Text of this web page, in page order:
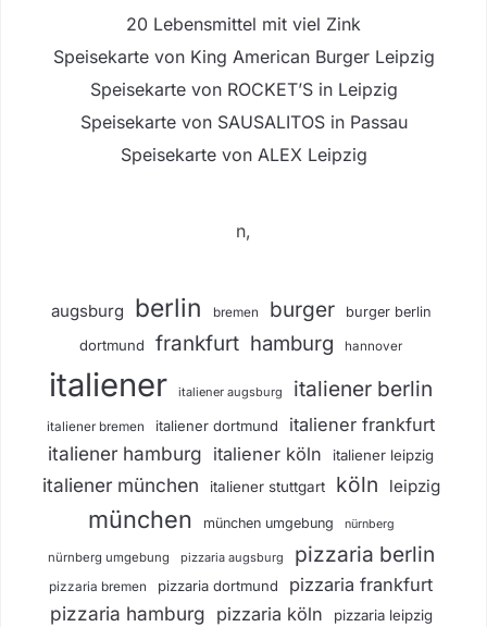
20 Lebensmittel mit viel Zink
Speisekarte von King American Burger Leipzig
Speisekarte von ROCKET’S in Leipzig
Speisekarte von SAUSALITOS in Passau
Speisekarte von ALEX Leipzig
n,
augsburg berlin bremen burger burger berlin
dortmund frankfurt hamburg hannover
italiener italiener augsburg italiener berlin
italiener bremen italiener dortmund italiener frankfurt
italiener hamburg italiener köln italiener leipzig
italiener münchen italiener stuttgart köln leipzig
münchen münchen umgebung nürnberg
nürnberg umgebung pizzaria augsburg pizzaria berlin
pizzaria bremen pizzaria dortmund pizzaria frankfurt
pizzaria hamburg pizzaria köln pizzaria leipzig